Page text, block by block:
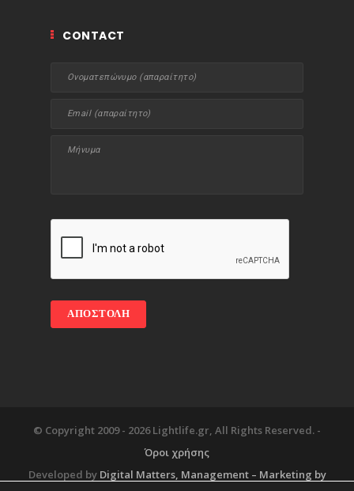
CONTACT
© Copyright 2009 - 2026 Lightlife.gr, All Rights Reserved. -
Όροι χρήσης
Developed by Digital Matters, Management – Marketing by